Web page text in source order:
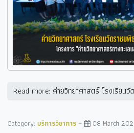
Read more: ค่ายวิทยาศาสตร์ โรงเรียน
Category: บริการวิชาการ 08 March